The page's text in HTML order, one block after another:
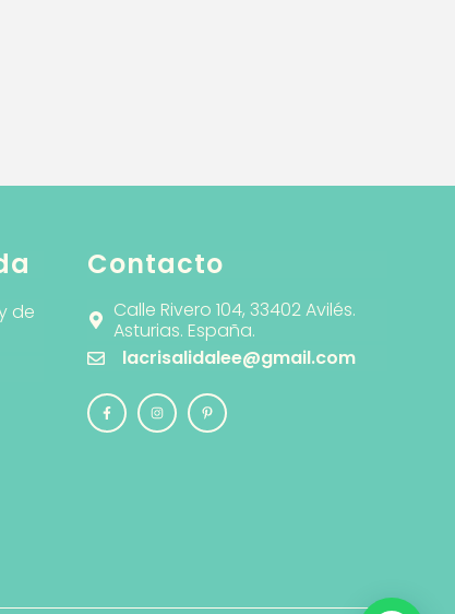
de
Contacto
Calle Rivero 104, 33402 Avilés.
Asturias. España.
lacrisalidalee@gmail.com